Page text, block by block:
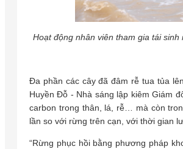
Hoạt động nhân viên tham gia tái
Đa phần các cây đã đâm rễ tua tủa
Huyền Đỗ - Nhà sáng lập kiêm Giám
carbon trong thân, lá, rễ… mà còn
lần so với rừng trên cạn, với thời gian
“Rừng phục hồi bằng phương pháp